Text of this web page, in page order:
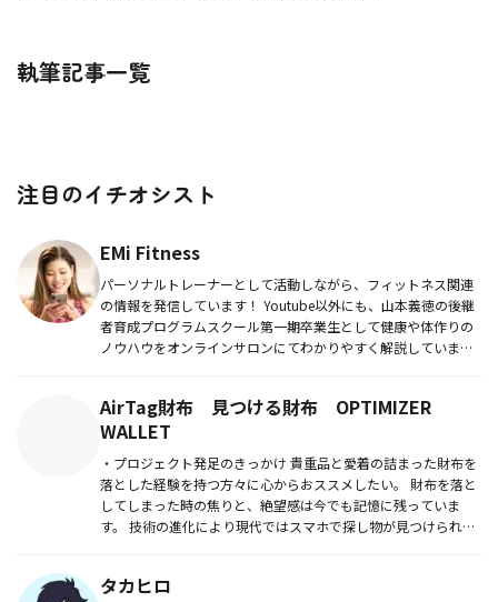
執筆記事一覧
注目のイチオシスト
EMi Fitness
パーソナルトレーナーとして活動しながら、フィットネス関連
の情報を発信しています！ Youtube以外にも、山本義徳の後継
者育成プログラムスクール第一期卒業生として健康や体作りの
ノウハウをオンラインサロンにてわかりやすく解説していま
AirTag財布 見つける財布 OPTIMIZER
WALLET
・プロジェクト発足のきっかけ 貴重品と愛着の詰まった財布を
落とした経験を持つ方々に心からおススメしたい。 財布を落と
してしまった時の焦りと、絶望感は今でも記憶に残っていま
す。 技術の進化により現代ではスマホで探し物が見つけられる
タカヒロ